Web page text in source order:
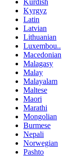
Kurdish
Kyrgyz
Latin
Latvian
Lithuanian
Luxembou..
Macedonian
Malagasy
Malay
Malayalam
Maltese
Maori
Marathi
Mongolian
Burmese
Nepali
Norwegian
Pashto